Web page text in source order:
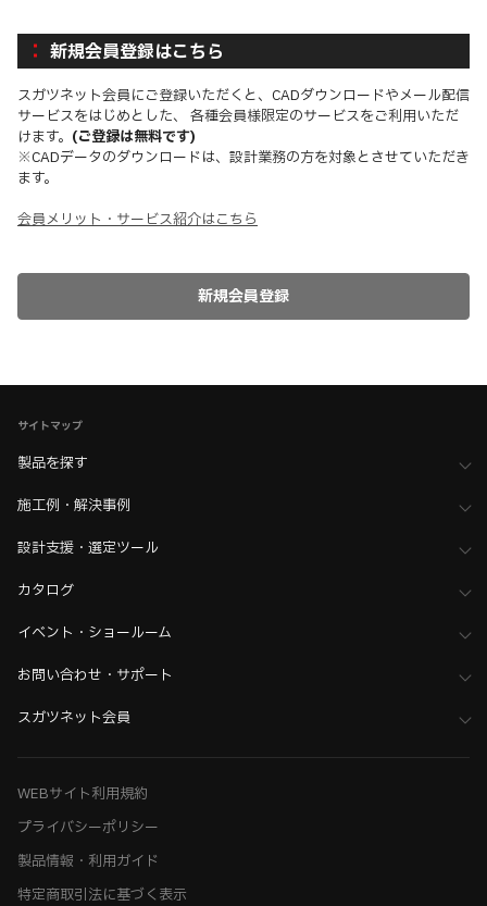
新規会員登録はこちら
スガツネット会員にご登録いただくと、CADダウンロードやメール配信
サービスをはじめとした、 各種会員様限定のサービスをご利用いただ
けます。 (ご登録は無料です)
※CADデータのダウンロードは、設計業務の方を対象とさせていただき
ます。
会員メリット・サービス紹介はこちら
サイトマップ
製品を探す
施工例・解決事例
設計支援・選定ツール
カタログ
イベント・ショールーム
お問い合わせ・サポート
スガツネット会員
WEBサイト利用規約
プライバシーポリシー
製品情報・利用ガイド
特定商取引法に基づく表示